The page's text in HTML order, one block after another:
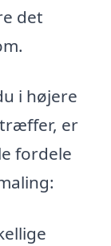
det
i højere
er
fordele